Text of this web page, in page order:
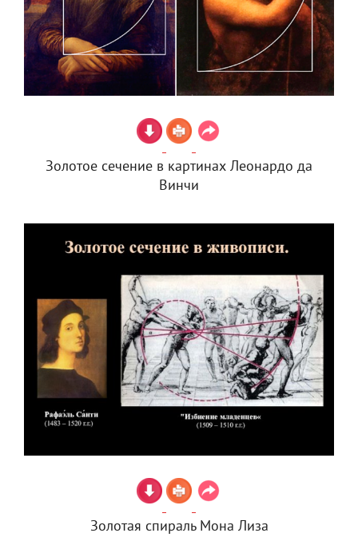
Золотое сечение в картинах Леонардо да
Винчи
Золотая спираль Мона Лиза